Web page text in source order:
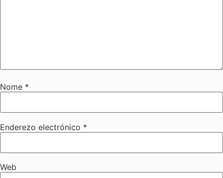
Nome *
Enderezo electrónico *
Web